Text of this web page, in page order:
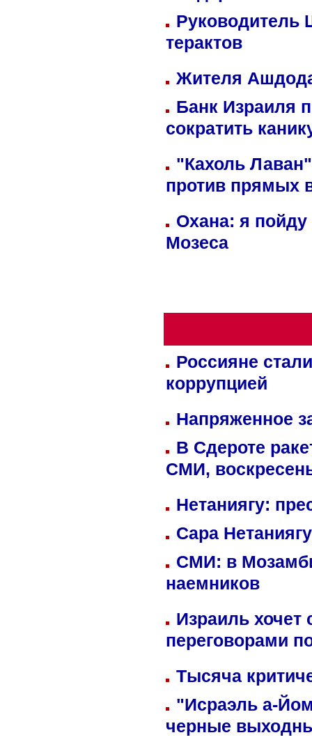
Руководитель
терактов
Жителя
Банк Израиля
сократить
"Кахоль
против прямых
Охана: я пойду
Мозеса
Россияне
коррупцией
Напряженное
В Сдероте
СМИ,
Нетаниягу:
Сара
СМИ: в
наемников
Израиль хочет
переговорами
Тысяча
"Исраэль а-
черные